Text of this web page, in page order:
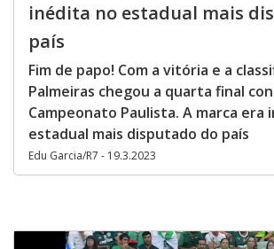
inédita no estadual mais
país
Fim de papo! Com a vitória e a
Palmeiras chegou a quarta final
Campeonato Paulista. A marca era
estadual mais disputado do país
Edu Garcia/R7 - 19.3.2023